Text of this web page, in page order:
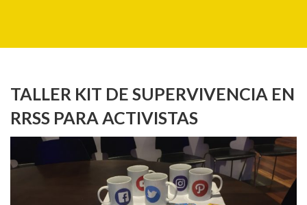
TALLER KIT DE SUPERVIVENCIA EN
RRSS PARA ACTIVISTAS